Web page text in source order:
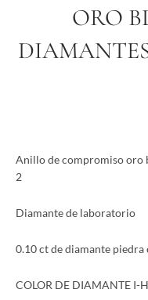
ORO
Anillo de compromiso oro
2
Diamante de laboratorio
0.10 ct de diamante piedra
COLOR DE DIAMANTE I-H